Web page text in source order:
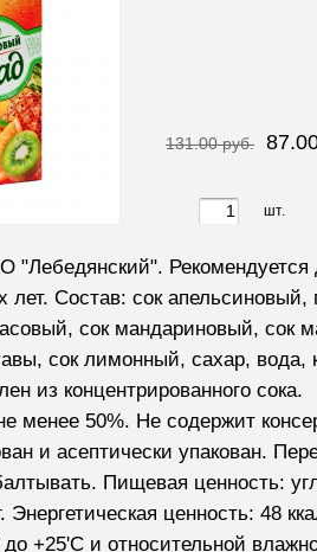
131.00 руб.
шт.
"Лебедянский". Рекомендуется
лет. Состав: сок апельсиновый,
сок мандариновый, сок
сок лимонный, сахар, вода,
из концентрированного сока.
менее 50%. Не содержит
и асептически упакован.
Пищевая ценность:
Энергетическая ценность: 48
+25'С и относительной